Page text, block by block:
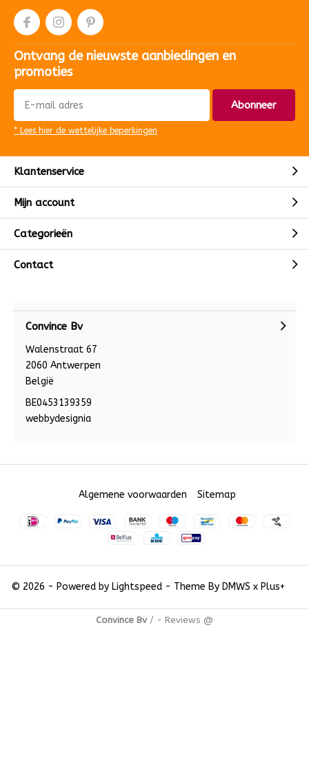
Ontvang de nieuwste aanbiedingen en
promoties
Abonneer
* Lees hier de wettelijke beperkingen
Klantenservice
Mijn account
Categorieën
Contact
Convince Bv
Walenstraat 67
2060 Antwerpen
België
BE0453139359
webbydesignia
© 2026 - Powered by Lightspeed- Theme By DMWS x Plus+
Algemene voorwaarden Sitemap
Convince Bv/ - Reviews @